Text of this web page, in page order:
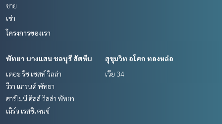
ขาย
เช่า
โครงการของเรา
พัทยา บางแสน ชลบุรี สัตหีบ
เดอะ ริช เชสท์ วิลล่า
วีรา แกรนด์ พัทยา
ฮาร์โมนี ฮิลล์ วิลล่า พัทยา
เมิร์จ เรสซิเดนซ์
สุขุมวิท อโศก ทองหล่อ
เวีย 34